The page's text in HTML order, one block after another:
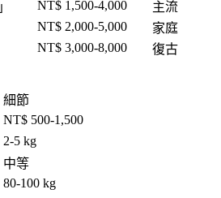
」 NT$ 1,500-4,000
主流
NT$ 2,000-5,000
家庭
NT$ 3,000-8,000 復古
細節
NT$ 500-1,500
2-5 kg
中等
80-100 kg